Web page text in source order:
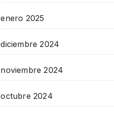
enero 2025
diciembre 2024
noviembre 2024
octubre 2024